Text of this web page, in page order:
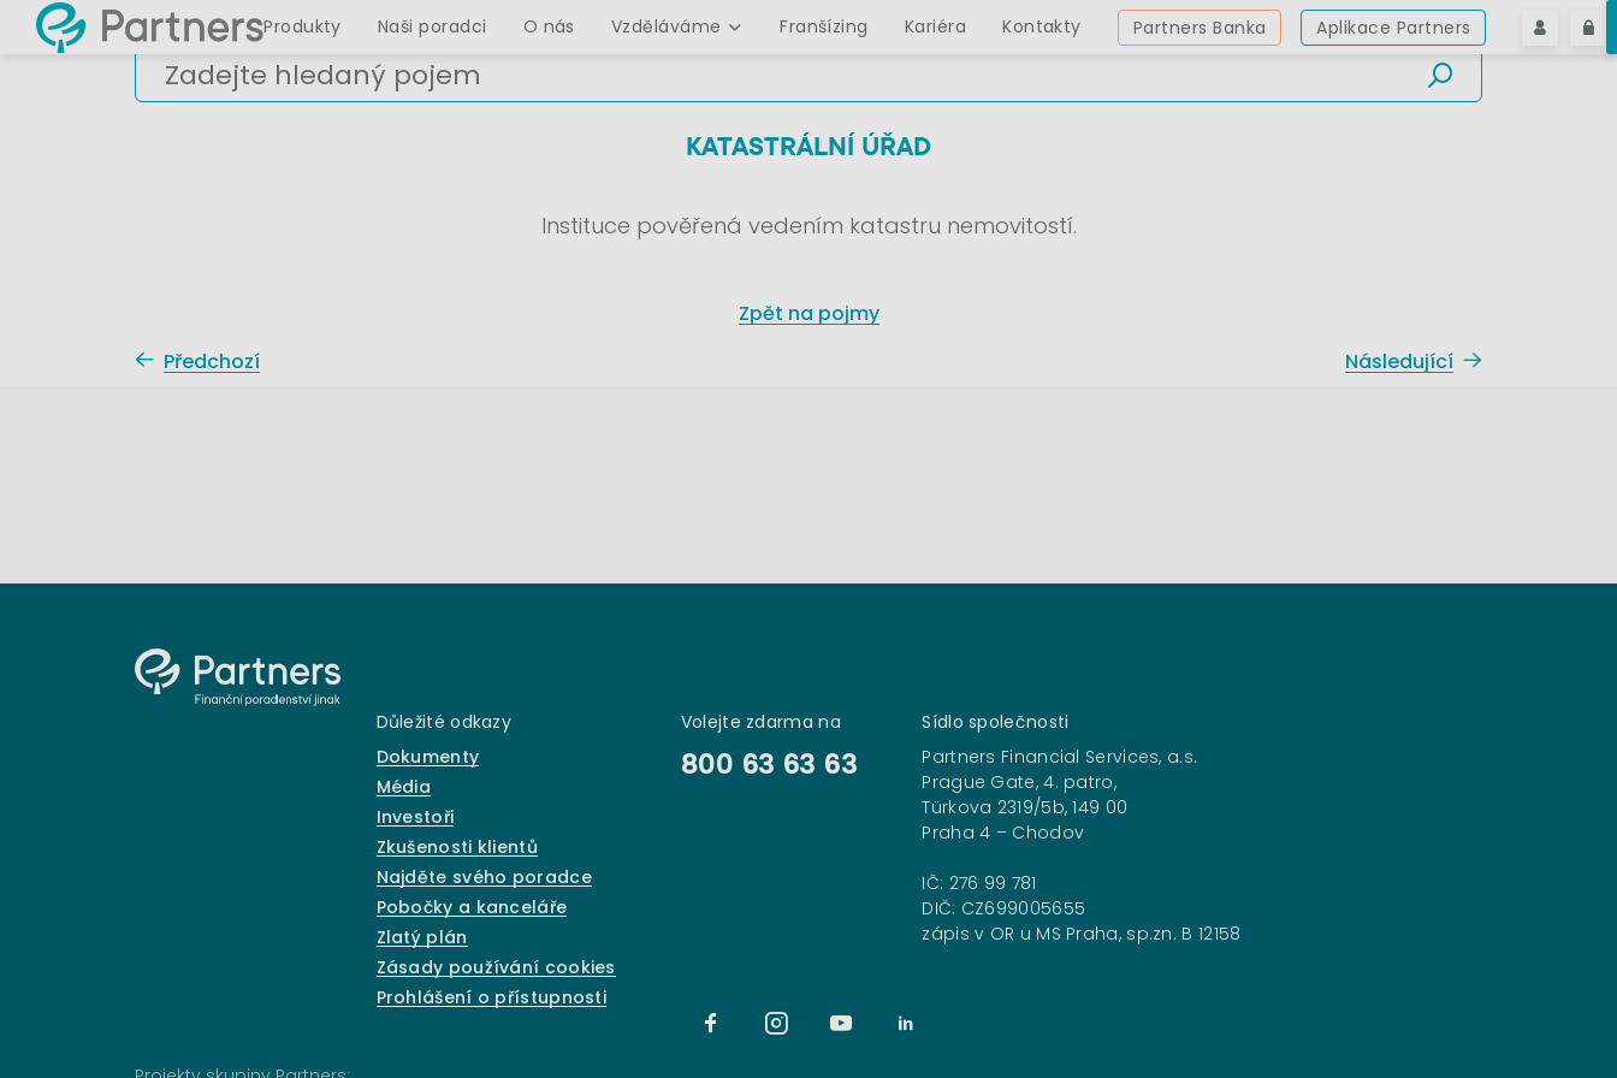
Produkty Naši poradci O nás Vzděláváme Franšízing Kariéra Kontakty Partners Banka Aplikace Partners
KATASTRÁLNÍ ÚŘAD
Instituce pověřená vedením katastru nemovitostí.
Zpět na pojmy
Předchozí
Následující
Důležité odkazy
Dokumenty
Média
Investoři
Zkušenosti klientů
Najděte svého poradce
Pobočky a kanceláře
Zlatý plán
Zásady používání cookies
Prohlášení o přístupnosti
Volejte zdarma na
800 63 63 63
Sídlo společnosti
Partners Financial Services, a.s.
Prague Gate, 4. patro,
Türkova 2319/5b, 149 00
Praha 4 – Chodov
IČ: 276 99 781
DIČ: CZ699005655
zápis v OR u MS Praha, sp.zn. B 12158